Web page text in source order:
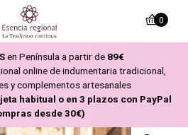
en Península a partir de 89€
online de indumentaria tradicional,
y complementos artesanales
habitual o en 3 plazos con PayPal
desde 30€)
0